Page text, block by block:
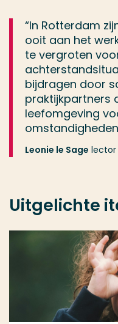
“In Rotterdam
ooit aan het
te vergroten
bijdragen door
praktijkpartners
leefomgeving
Leonie le Sage lector
Uitgelichte